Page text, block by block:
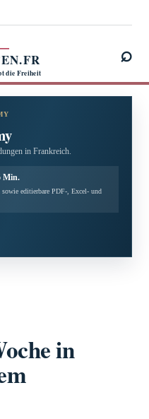
die Freiheit
⌕
in Frankreich.
Min.
editierbare PDF-, Excel- und
in